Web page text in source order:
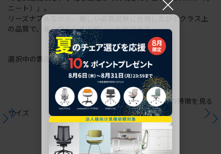
ニート）」。
リーズナブルながら、厳しい品質試験に合格したひとクラス上
の品質で、長く安心してお使いいただけます。
選択中の商品情報保証注意事項
サイズ
シリーズの特徴を見る